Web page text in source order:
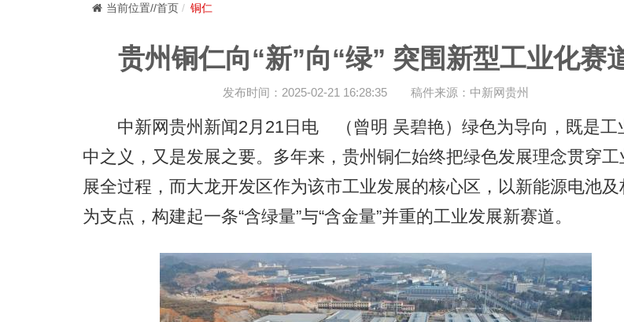
当前位置//首页 铜仁
贵州铜仁向“新”向“绿” 突围新型工业化赛
发布时间：2025-02-21 16:28:35 稿件来源：中新网贵州
中新网贵州新闻2月21日电 （曾明 吴碧艳）绿色为导向，既是工
中之义，又是发展之要。多年来，贵州铜仁始终把绿色发展理念贯穿工
展全过程，而大龙开发区作为该市工业发展的核心区，以新能源电池及
为支点，构建起一条“含绿量”与“含金量”并重的工业发展新赛道。